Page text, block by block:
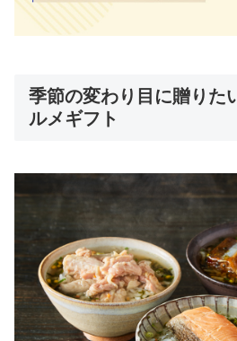
季節の変わり目に贈りた
ルメギフト